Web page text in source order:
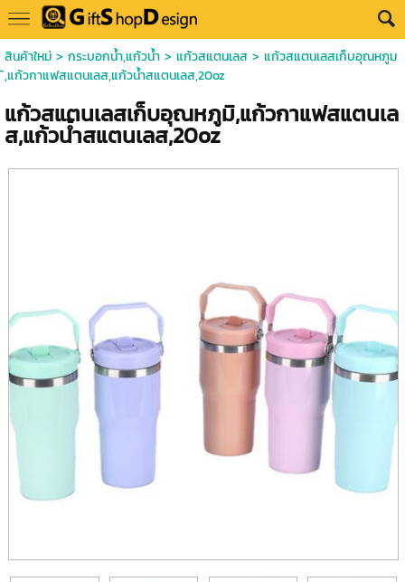
สินค้าใหม่> กระบอกน้ำ,แก้วน้ำ> แก้วสแตนเลส > แก้วสแตนเลสเก็บอุณหภูม
ิ,แก้วกาแฟสแตนเลส,แก้วน้ำสแตนเลส,20oz
แก้วสแตนเลสเก็บอุณหภูมิ,แก้วกาแฟสแตนเล
ส,แก้วน้ำสแตนเลส,20oz